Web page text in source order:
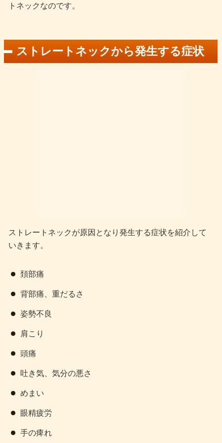
トネックなのです。
ストレートネックから発生する症状
ストレートネックが原因となり発生する症状を紹介して
いきます。
頚部痛
背部痛、重だるさ
姿勢不良
肩こり
頭痛
吐き気、気分の悪さ
めまい
眼精疲労
手の痺れ